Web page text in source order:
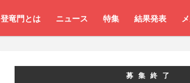
登竜門とは ニュース 特集 結果発表
募集終了